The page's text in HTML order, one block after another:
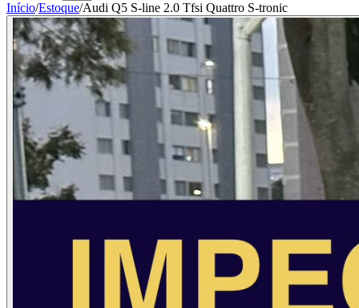
Início/Estoque/Audi Q5 S-line 2.0 Tfsi Quattro S-tronic